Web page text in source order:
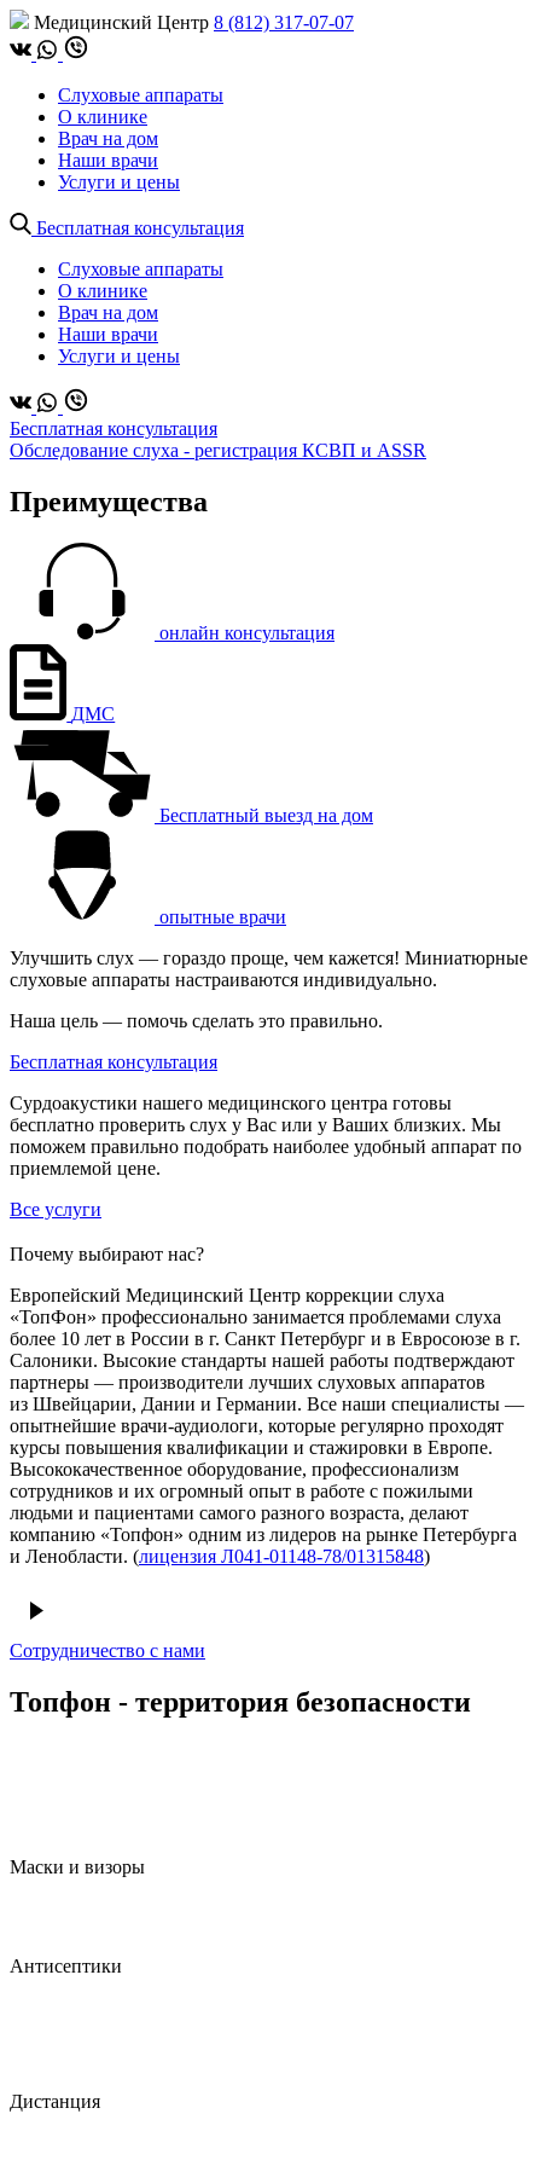
Медицинский Центр 8 (812) 317-07-07
Слуховые аппараты
О клинике
Врач на дом
Наши врачи
Услуги и цены
Бесплатная консультация
Слуховые аппараты
О клинике
Врач на дом
Наши врачи
Услуги и цены
Бесплатная консультация
Обследование слуха - регистрация КСВП и ASSR
Преимущества
онлайн консультация
ДМС
Бесплатный выезд на дом
опытные врачи
Улучшить слух — гораздо проще, чем кажется! Миниатюрные
слуховые аппараты настраиваются индивидуально.
Наша цель — помочь сделать это правильно.
Бесплатная консультация
Сурдоакустики нашего медицинского центра готовы
бесплатно проверить слух у Вас или у Ваших близких. Мы
поможем правильно подобрать наиболее удобный аппарат по
приемлемой цене.
Все услуги
Почему выбирают нас?
Европейский Медицинский Центр коррекции слуха
«ТопФон» профессионально занимается проблемами слуха
более 10 лет в России в г. Санкт Петербург и в Евросоюзе в г.
Салоники. Высокие стандарты нашей работы подтверждают
партнеры — производители лучших слуховых аппаратов
из Швейцарии, Дании и Германии. Все наши специалисты —
опытнейшие врачи-аудиологи, которые регулярно проходят
курсы повышения квалификации и стажировки в Европе.
Высококачественное оборудование, профессионализм
сотрудников и их огромный опыт в работе с пожилыми
людьми и пациентами самого разного возраста, делают
компанию «Топфон» одним из лидеров на рынке Петербурга
и Ленобласти. (лицензия Л041-01148-78/01315848)
Сотрудничество с нами
Топфон - территория безопасности
Маски и визоры
Антисептики
Дистанция